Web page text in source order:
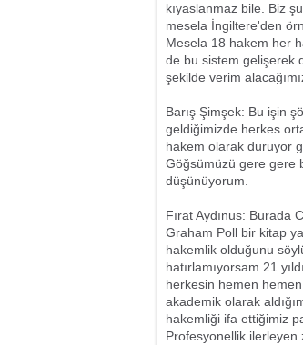
kıyaslanmaz bile. Biz
mesela İngiltere'den
Mesela 18 hakem her
de bu sistem gelişerek
şekilde verim
Barış Şimşek: Bu işin
geldiğimizde herkes
hakem olarak duruyor
Göğsümüzü gere gere
düşünüyorum.
Fırat Aydınus: Burada
Graham Poll bir kitap
hakemlik olduğunu
hatırlamıyorsam 21
herkesin hemen hemen
akademik olarak
hakemliği ifa ettiğimiz
Profesyonellik